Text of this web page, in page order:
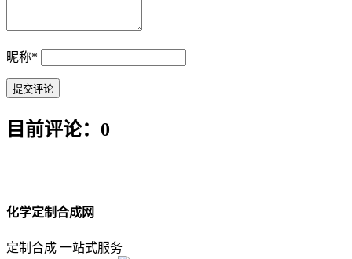
昵称*
目前评论：0
化学定制合成网
定制合成 一站式服务